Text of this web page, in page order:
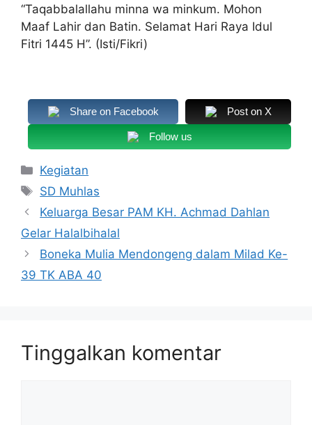
“Taqabbalallahu minna wa minkum. Mohon
Maaf Lahir dan Batin. Selamat Hari Raya Idul
Fitri 1445 H”. (Isti/Fikri)
Share on Facebook Post on X
Follow us
Kategori
Kegiatan
Tag
SD Muhlas
Keluarga Besar PAM KH. Achmad Dahlan
Gelar Halalbihalal
Boneka Mulia Mendongeng dalam Milad Ke-
39 TK ABA 40
Tinggalkan komentar